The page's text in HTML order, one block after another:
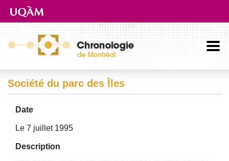
Aller directement au contenu principal
Société du parc des Îles
Date
Le 7 juillet 1995
Description